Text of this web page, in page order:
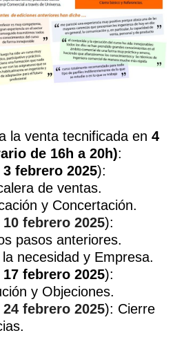
la venta tecnificada en 4
de 16h a 20h):
febrero 2025):
de ventas.
y Concertación.
febrero 2025):
pasos anteriores.
necesidad y Empresa.
febrero 2025):
y Objeciones.
febrero 2025): Cierre